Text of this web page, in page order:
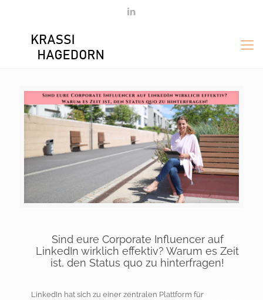
Sind eure Corporate Influencer auf
LinkedIn wirklich effektiv? Warum es Zeit
ist, den Status quo zu hinterfragen!
LinkedIn hat sich zu einer zentralen Plattform für